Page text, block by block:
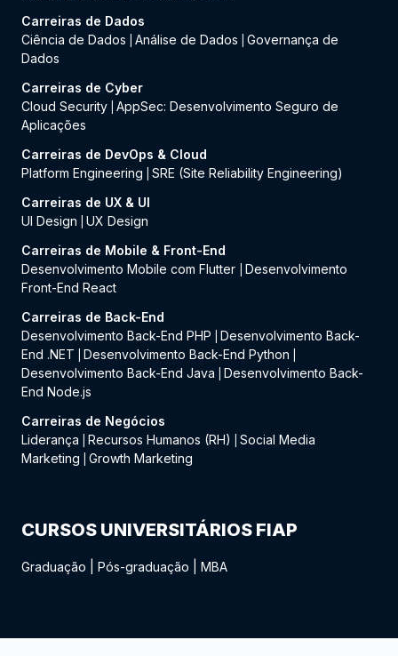
Carreiras de Dados
Ciência de Dados
Análise de Dados
Governança de
Dados
Carreiras de Cyber
Cloud Security AppSec: Desenvolvimento Seguro de
Aplicações
Carreiras de DevOps & Cloud
Platform Engineering
SRE (Site Reliability Engineering)
Carreiras de UX & UI
UI Design
UX Design
Carreiras de Mobile & Front-End
Desenvolvimento Mobile com Flutter
Desenvolvimento
Front-End React
Carreiras de Back-End
Desenvolvimento Back-End PHP
Desenvolvimento Back-
End .NET
Desenvolvimento Back-End Python
Desenvolvimento Back-End Java
Desenvolvimento Back-
End Node.js
Carreiras de Negócios
Liderança
Recursos Humanos (RH)
Social Media
Marketing
Growth Marketing
CURSOS UNIVERSITÁRIOS FIAP
Graduação Pós-graduação MBA